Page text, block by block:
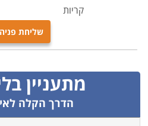
קריות
שליחת פניה
מתעניין
הדרך הקלה